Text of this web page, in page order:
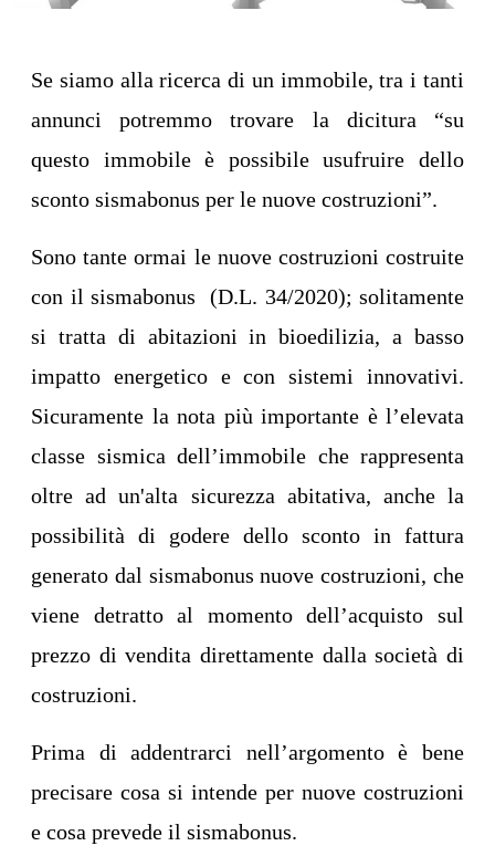
Se siamo alla ricerca di un immobile, tra i tanti
annunci potremmo trovare la dicitura “su
questo immobile è possibile usufruire dello
sconto sismabonus per le nuove costruzioni”.
Sono tante ormai le nuove costruzioni costruite
con il sismabonus
(D.L. 34/2020); solitamente
si tratta di abitazioni in bioedilizia, a basso
impatto energetico e con sistemi innovativi.
Sicuramente la nota più importante è l’elevata
classe sismica dell’immobile che rappresenta
oltre ad un'alta sicurezza abitativa, anche la
possibilità di godere dello sconto in fattura
generato dal sismabonus nuove costruzioni, che
viene detratto al momento dell’acquisto sul
prezzo di vendita direttamente dalla società di
costruzioni.
Prima di addentrarci nell’argomento è bene
precisare cosa si intende per nuove costruzioni
e cosa prevede il sismabonus.